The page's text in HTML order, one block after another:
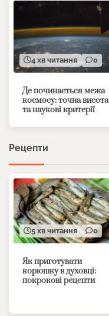
4 хв читання 0
Де починається межа
космосу: точна висота
та наукові критерії
Рецепти
5 хв читання 0
Як приготувати
корюшку в духовці:
покрокові рецепти